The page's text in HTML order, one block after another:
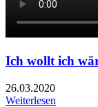
Ich wollt ich
26.03.2020
Weiterlesen